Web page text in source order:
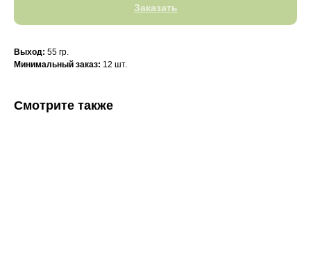
Заказать
Выход: 55 гр.
Минимальный заказ: 12 шт.
Смотрите также